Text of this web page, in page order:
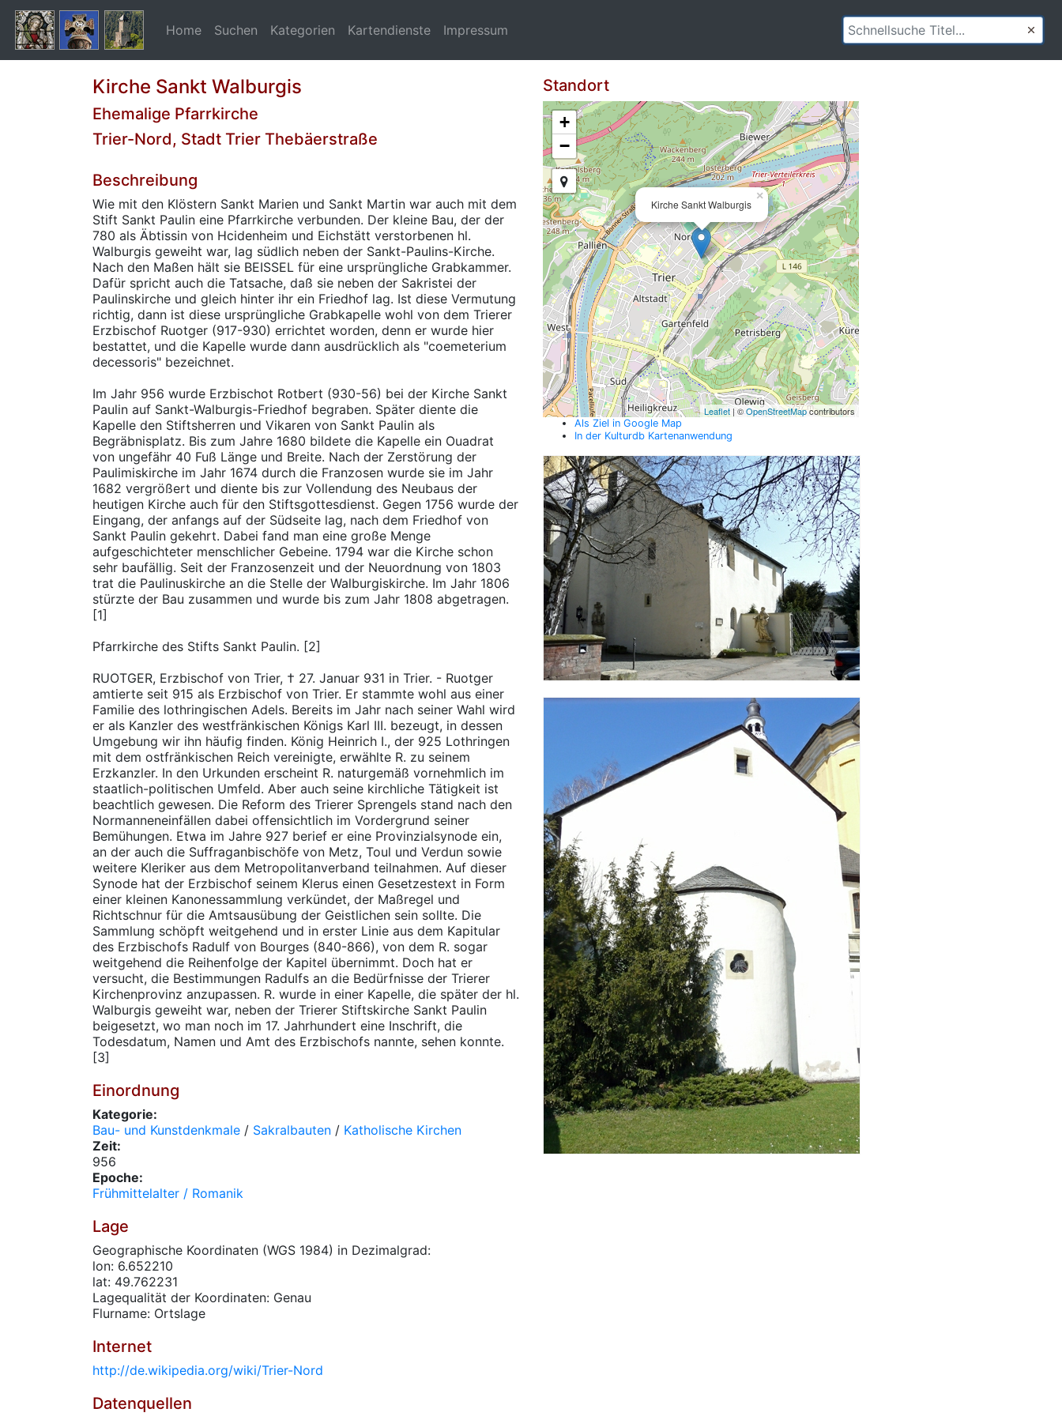
Home Suchen Kategorien Kartendienste Impressum
Kirche Sankt Walburgis
Ehemalige Pfarrkirche
Trier-Nord, Stadt Trier Thebäerstraße
Beschreibung
Wie mit den Klöstern Sankt Marien und Sankt Martin war auch mit dem
Stift Sankt Paulin eine Pfarrkirche verbunden. Der kleine Bau, der der
780 als Äbtissin von Hcidenheim und Eichstätt verstorbenen hl.
Walburgis geweiht war, lag südlich neben der Sankt-Paulins-Kirche.
Nach den Maßen hält sie BEISSEL für eine ursprüngliche Grabkammer.
Dafür spricht auch die Tatsache, daß sie neben der Sakristei der
Paulinskirche und gleich hinter ihr ein Friedhof lag. Ist diese Vermutung
richtig, dann ist diese ursprüngliche Grabkapelle wohl von dem Trierer
Erzbischof Ruotger (917-930) errichtet worden, denn er wurde hier
bestattet, und die Kapelle wurde dann ausdrücklich als "coemeterium
decessoris" bezeichnet.
Im Jahr 956 wurde Erzbischot Rotbert (930-56) bei der Kirche Sankt
Paulin auf Sankt-Walburgis-Friedhof begraben. Später diente die
Kapelle den Stiftsherren und Vikaren von Sankt Paulin als
Begräbnisplatz. Bis zum Jahre 1680 bildete die Kapelle ein Ouadrat
von ungefähr 40 Fuß Länge und Breite. Nach der Zerstörung der
Paulimiskirche im Jahr 1674 durch die Franzosen wurde sie im Jahr
1682 vergrößert und diente bis zur Vollendung des Neubaus der
heutigen Kirche auch für den Stiftsgottesdienst. Gegen 1756 wurde der
Eingang, der anfangs auf der Südseite lag, nach dem Friedhof von
Sankt Paulin gekehrt. Dabei fand man eine große Menge
aufgeschichteter menschlicher Gebeine. 1794 war die Kirche schon
sehr baufällig. Seit der Franzosenzeit und der Neuordnung von 1803
trat die Paulinuskirche an die Stelle der Walburgiskirche. Im Jahr 1806
stürzte der Bau zusammen und wurde bis zum Jahr 1808 abgetragen.
[1]
Pfarrkirche des Stifts Sankt Paulin. [2]
RUOTGER, Erzbischof von Trier, † 27. Januar 931 in Trier. - Ruotger
amtierte seit 915 als Erzbischof von Trier. Er stammte wohl aus einer
Familie des lothringischen Adels. Bereits im Jahr nach seiner Wahl wird
er als Kanzler des westfränkischen Königs Karl III. bezeugt, in dessen
Umgebung wir ihn häufig finden. König Heinrich I., der 925 Lothringen
mit dem ostfränkischen Reich vereinigte, erwählte R. zu seinem
Erzkanzler. In den Urkunden erscheint R. naturgemäß vornehmlich im
staatlich-politischen Umfeld. Aber auch seine kirchliche Tätigkeit ist
beachtlich gewesen. Die Reform des Trierer Sprengels stand nach den
Normanneneinfällen dabei offensichtlich im Vordergrund seiner
Bemühungen. Etwa im Jahre 927 berief er eine Provinzialsynode ein,
an der auch die Suffraganbischöfe von Metz, Toul und Verdun sowie
weitere Kleriker aus dem Metropolitanverband teilnahmen. Auf dieser
Synode hat der Erzbischof seinem Klerus einen Gesetzestext in Form
einer kleinen Kanonessammlung verkündet, der Maßregel und
Richtschnur für die Amtsausübung der Geistlichen sein sollte. Die
Sammlung schöpft weitgehend und in erster Linie aus dem Kapitular
des Erzbischofs Radulf von Bourges (840-866), von dem R. sogar
weitgehend die Reihenfolge der Kapitel übernimmt. Doch hat er
versucht, die Bestimmungen Radulfs an die Bedürfnisse der Trierer
Kirchenprovinz anzupassen. R. wurde in einer Kapelle, die später der hl.
Walburgis geweiht war, neben der Trierer Stiftskirche Sankt Paulin
beigesetzt, wo man noch im 17. Jahrhundert eine Inschrift, die
Todesdatum, Namen und Amt des Erzbischofs nannte, sehen konnte.
[3]
Einordnung
Kategorie:
Bau- und Kunstdenkmale / Sakralbauten / Katholische Kirchen
Zeit:
956
Epoche:
Frühmittelalter / Romanik
Lage
Geographische Koordinaten (WGS 1984) in Dezimalgrad:
lon: 6.652210
lat: 49.762231
Lagequalität der Koordinaten: Genau
Flurname: Ortslage
Internet
http://de.wikipedia.org/wiki/Trier-Nord
Datenquellen
Standort
Kirche Sankt Walburgis
×
+
−
Leaflet | ©OpenStreetMapcontributors
Als Ziel in Google Map
In der Kulturdb Kartenanwendung